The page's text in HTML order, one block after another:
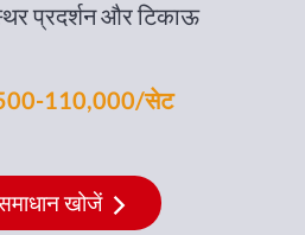
प्रदर्शन और टिकाऊ
110,000/सेट
खोजें